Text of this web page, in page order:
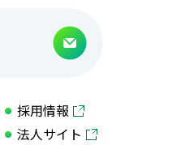
採用情報
法人サイト